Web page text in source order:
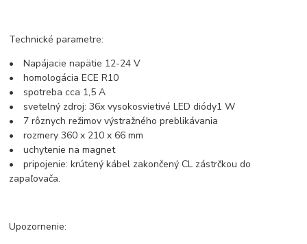
Technické parametre:
• Napájacie napätie 12-24 V
• homologácia ECE R10
• spotreba cca 1,5 A
• svetelný zdroj: 36x vysokosvietivé LED diódy1 W
• 7 rôznych režimov výstražného preblikávania
• rozmery 360 x 210 x 66 mm
• uchytenie na magnet
• pripojenie: krútený kábel zakončený CL zástrčkou do
zapaľovača.
Upozornenie: